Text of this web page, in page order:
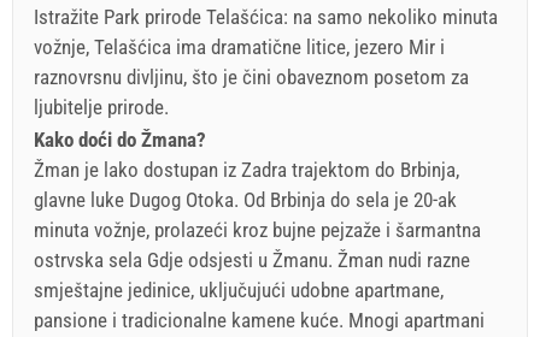
Istražite Park prirode Telašćica: na samo nekoliko minuta
vožnje, Telašćica ima dramatične litice, jezero Mir i
raznovrsnu divljinu, što je čini obaveznom posetom za
ljubitelje prirode.
Kako doći do Žmana?
Žman je lako dostupan iz Zadra trajektom do Brbinja,
glavne luke Dugog Otoka. Od Brbinja do sela je 20-ak
minuta vožnje, prolazeći kroz bujne pejzaže i šarmantna
ostrvska sela Gdje odsjesti u Žmanu. Žman nudi razne
smještajne jedinice, uključujući udobne apartmane,
pansione i tradicionalne kamene kuće. Mnogi apartmani